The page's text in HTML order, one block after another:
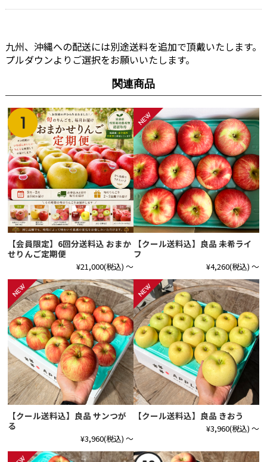
九州、沖縄への配送には別途送料を追加で頂戴いたします。
プルダウンよりご選択をお願いいたします。
関連商品
【会員限定】6回分送料込 おまか
せりんご定期便
¥21,000(税込) ～
【クール送料込】良品 未希ライ
フ
¥4,260(税込) ～
【クール送料込】良品 サンつが
る
¥3,960(税込) ～
【クール送料込】良品 きおう
¥3,960(税込) ～